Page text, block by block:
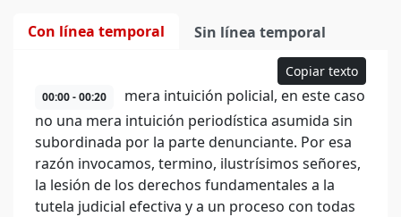
Con línea temporal Sin línea temporal
Copiar texto
00:00 - 00:20
mera intuición policial, en este caso
no una mera intuición periodística asumida sin
subordinada por la parte denunciante. Por esa
razón invocamos, termino, ilustrísimos señores,
la lesión de los derechos fundamentales a la
tutela judicial efectiva y a un proceso con todas